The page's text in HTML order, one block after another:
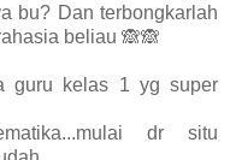
bu? Dan terbongkarlah
beliau 🙈🙈
guru kelas 1 yg super
dr situ